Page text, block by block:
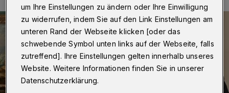
um Ihre Einstellungen zu ändern oder Ihre Einwilligung
zu widerrufen, indem Sie auf den Link Einstellungen am
unteren Rand der Webseite klicken [oder das
schwebende Symbol unten links auf der Webseite, falls
zutreffend]. Ihre Einstellungen gelten innerhalb unseres
Website. Weitere Informationen finden Sie in unserer
Datenschutzerklärung.